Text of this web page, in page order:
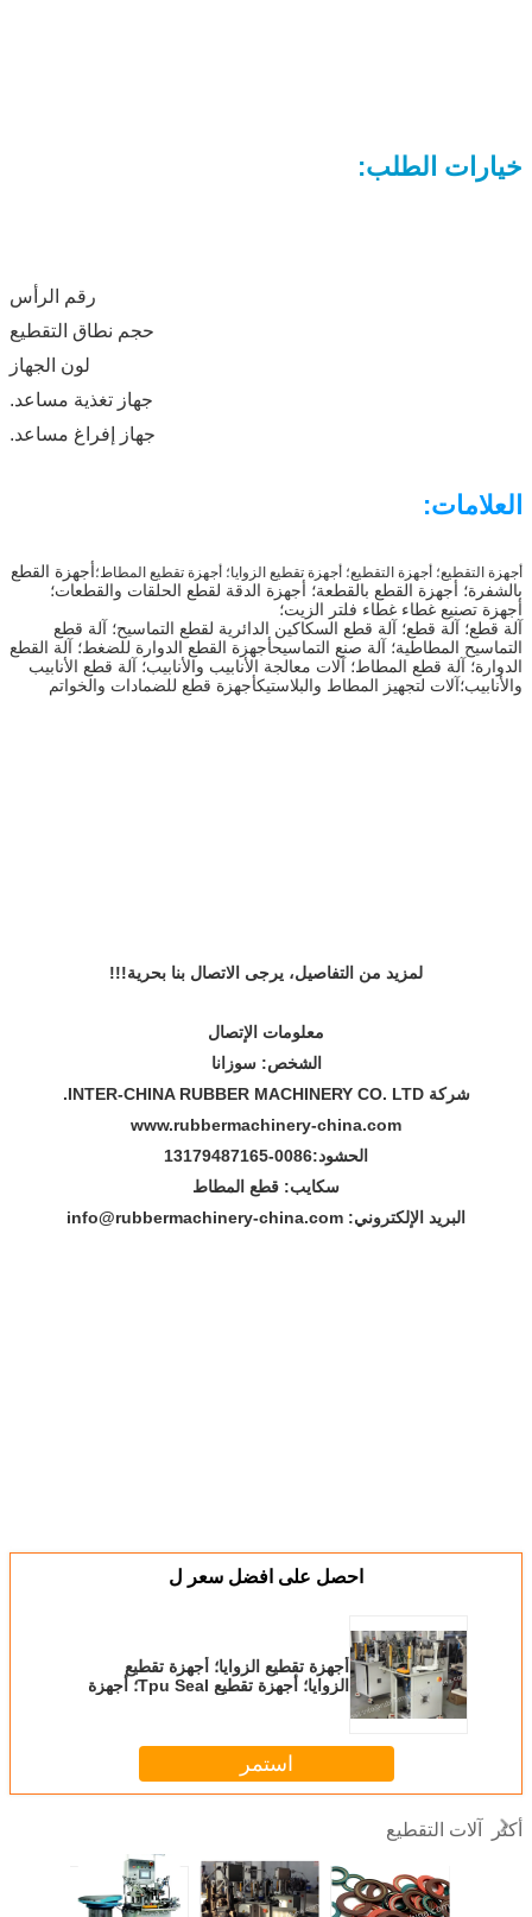
خيارات الطلب:
رقم الرأس
حجم نطاق التقطيع
لون الجهاز
جهاز تغذية مساعد.
جهاز إفراغ مساعد.
العلامات:
أجهزة التقطيع؛ أجهزة التقطيع؛ أجهزة تقطيع الزوايا؛ أجهزة تقطيع المطاط؛أجهزة القطع
بالشفرة؛ أجهزة القطع بالقطعة؛ أجهزة الدقة لقطع الحلقات والقطعات؛
أجهزة تصنيع غطاء غطاء فلتر الزيت؛
آلة قطع؛ آلة قطع؛ آلة قطع السكاكين الدائرية لقطع التماسيح؛ آلة قطع
التماسيح المطاطية؛ آلة صنع التماسيحأجهزة القطع الدوارة للضغط؛ آلة القطع
الدوارة؛ آلة قطع المطاط؛ آلات معالجة الأنابيب والأنابيب؛ آلة قطع الأنابيب
والأنابيب؛آلات لتجهيز المطاط والبلاستيكأجهزة قطع للضمادات والخواتم
لمزيد من التفاصيل، يرجى الاتصال بنا بحرية!!!
معلومات الإتصال
الشخص: سوزانا
شركة INTER-CHINA RUBBER MACHINERY CO. LTD.
www.rubbermachinery-china.com
الحشود:
0086-13179487165
سكايب: قطع المطاط
البريد الإلكتروني: info@rubbermachinery-china.com
احصل على افضل سعر ل
أجهزة تقطيع الزوايا؛ أجهزة تقطيع
الزوايا؛ أجهزة تقطيع Tpu Seal؛ أجهزة
استمر
أكثر آلات التقطيع